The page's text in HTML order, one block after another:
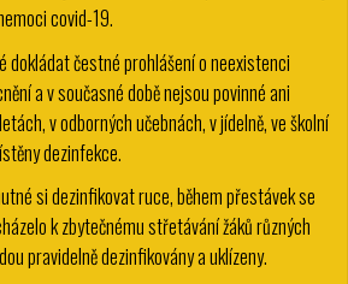
covid-19.
dokládat čestné prohlášení o neexistenci
a v současné době nejsou povinné ani
v odborných učebnách, v jídelně, ve školní
dezinfekce.
si dezinfikovat ruce, během přestávek se
k zbytečnému střetávání žáků různých
pravidelně dezinfikovány a uklízeny.